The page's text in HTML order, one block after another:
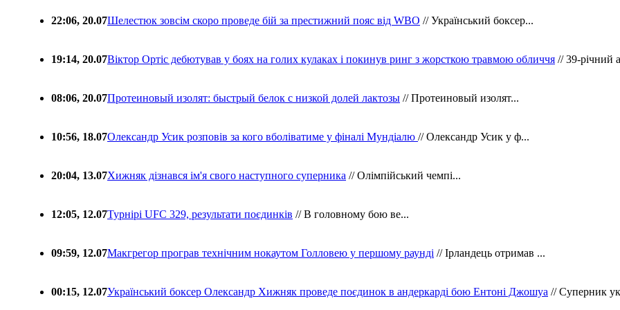
22:06, 20.07Шелестюк зовсім скоро проведе бій за престижний пояс від WBO // Український боксер...
19:14, 20.07Віктор Ортіс дебютував у боях на голих кулаках і покинув ринг з жорсткою травмою обличчя // 39-річний
08:06, 20.07Протеиновый изолят: быстрый белок с низкой долей лактозы // Протеиновый изолят...
10:56, 18.07Олександр Усик розповів за кого вболіватиме у фіналі Мундіалю // Олександр Усик у ф...
20:04, 13.07Хижняк дізнався ім'я свого наступного суперника // Олімпійський чемпі...
12:05, 12.07Турнірі UFC 329, результати поєдинків // В головному бою ве...
09:59, 12.07Макгрегор програв технічним нокаутом Голловею у першому раунді // Ірландець отримав ...
00:15, 12.07Український боксер Олександр Хижняк проведе поєдинок в андеркарді бою Ентоні Джошуа // Суперник